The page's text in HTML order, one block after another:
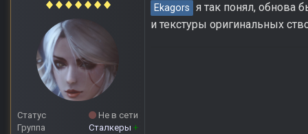
Статус
Не в сети
Группа
Сталкеры +
Ekagors я так понял, обнова
и текстуры оригинальных